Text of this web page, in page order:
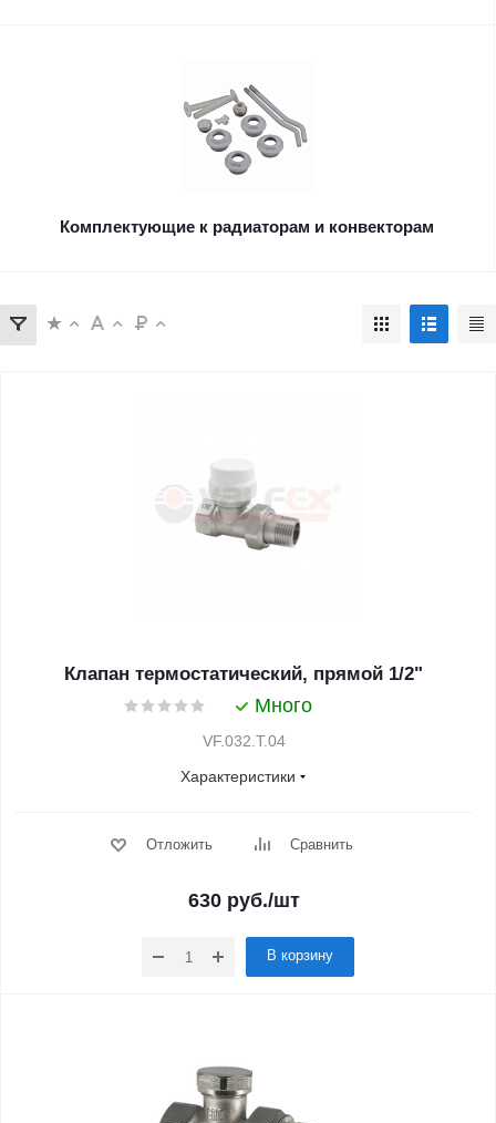
Комплектующие к радиаторам и конвекторам
Клапан термостатический, прямой 1/2"
Много
VF.032.T.04
Характеристики
Отложить Сравнить
630 руб./шт
В корзину